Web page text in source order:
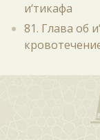
и‘тикафа
81. Глава об